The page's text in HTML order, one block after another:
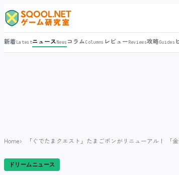
新着LatestニュースNews コラムColumns レビューReviews攻略Guides
Home 「ぐでたまクエスト」たまごポンがリニューアル！ 「
ドリームニュース